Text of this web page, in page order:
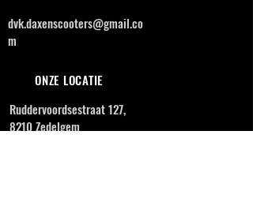
dvk.daxenscooters@gmail.co
m
ONZE LOCATIE
Ruddervoordsestraat 127,
8210 Zedelgem